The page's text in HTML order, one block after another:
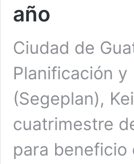
año
Ciudad de
Planificación
(Segeplan),
cuatrimestre
para beneficio